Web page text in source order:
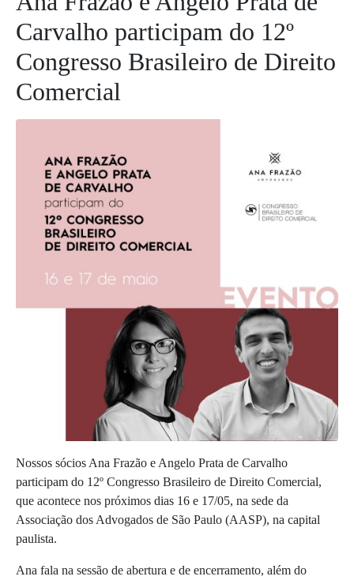
Carvalho participam do 12º
Congresso Brasileiro de Direito
Comercial
Nossos sócios Ana Frazão e Angelo Prata de Carvalho
participam do 12º Congresso Brasileiro de Direito Comercial,
que acontece nos próximos dias 16 e 17/05, na sede da
Associação dos Advogados de São Paulo (AASP), na capital
paulista.
Ana fala na sessão de abertura e de encerramento, além do